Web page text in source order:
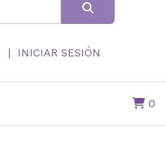
INICIAR SESIÓN
0